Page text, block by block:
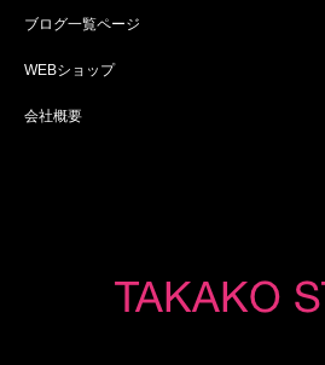
ブログ一覧ページ
WEBショップ
会社概要